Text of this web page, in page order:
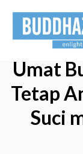
Umat
Tetap
Suci